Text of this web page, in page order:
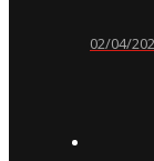
02/04/